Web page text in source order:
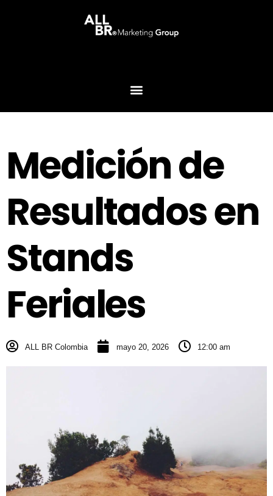
Medición de
Resultados en
Stands
Feriales
ALL BR Colombia mayo 20, 2026 12:00 am